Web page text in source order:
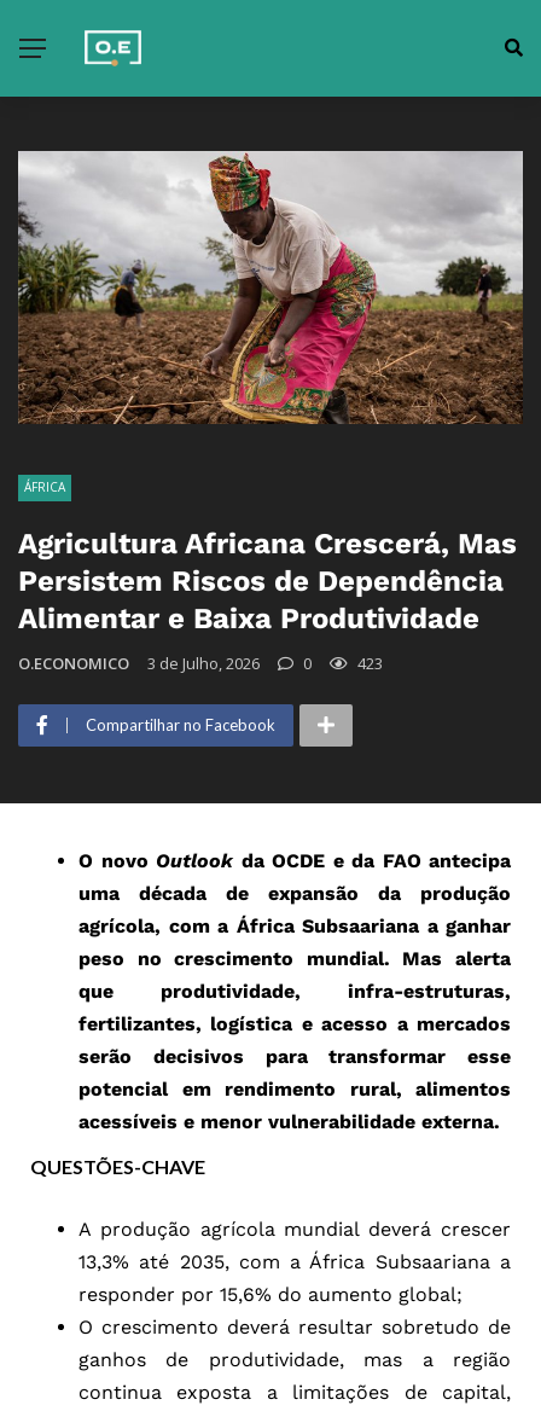
ÁFRICA
Agricultura Africana Crescerá, Mas
Persistem Riscos de Dependência
Alimentar e Baixa Produtividade
O.ECONOMICO 3 de Julho, 2026 0 423
Compartilhar no Facebook
O novo Outlook da OCDE e da FAO antecipa
uma década de expansão da produção
agrícola, com a África Subsaariana a ganhar
peso no crescimento mundial. Mas alerta
que produtividade, infra-estruturas,
fertilizantes, logística e acesso a mercados
serão decisivos para transformar esse
potencial em rendimento rural, alimentos
acessíveis e menor vulnerabilidade externa.
QUESTÕES-CHAVE
A produção agrícola mundial deverá crescer
13,3% até 2035, com a África Subsaariana a
responder por 15,6% do aumento global;
O crescimento deverá resultar sobretudo de
ganhos de produtividade, mas a região
continua exposta a limitações de capital,